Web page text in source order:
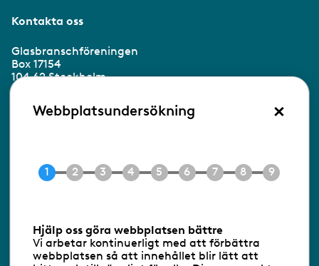
Kontakta oss
Glasbranschföreningen
Box 17154
104 62 Stockholm
Besöksadress:
Ringvägen 100
E-post info@gbf.se
Följ oss via RSS
Webbplatsundersökning ×
Hjälp oss göra webbplatsen bättre
Vi arbetar kontinuerligt med att förbättra
webbplatsen så att innehållet blir lätt att